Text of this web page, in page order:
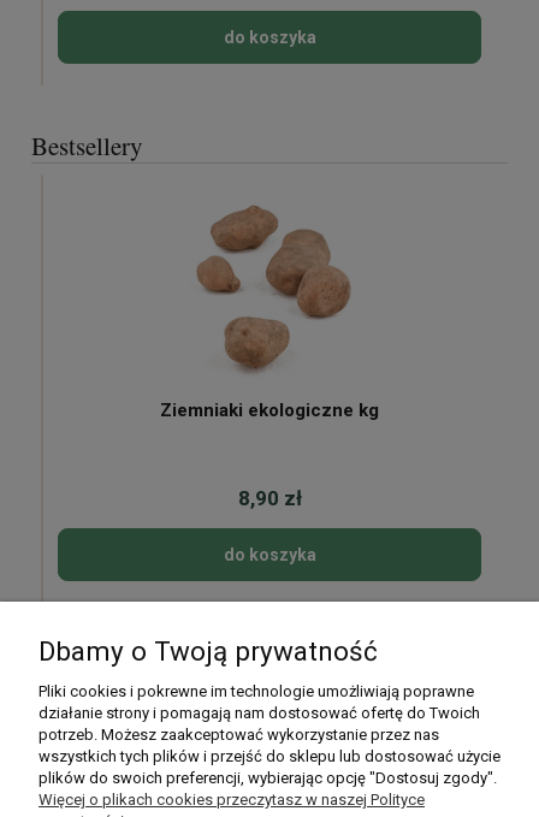
do koszyka
Bestsellery
Ziemniaki ekologiczne kg
8,90 zł
do koszyka
Moje konto
Płatności i dostawa
Dbamy o Twoją prywatność
Pliki cookies i pokrewne im technologie umożliwiają poprawne
działanie strony i pomagają nam dostosować ofertę do Twoich
potrzeb. Możesz zaakceptować wykorzystanie przez nas
wszystkich tych plików i przejść do sklepu lub dostosować użycie
plików do swoich preferencji, wybierając opcję "Dostosuj zgody".
Więcej o plikach cookies przeczytasz w naszej Polityce